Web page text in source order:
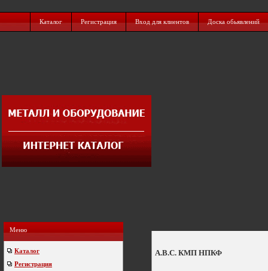
Каталог Регистрация Вход для клиентов Доска обьявлений
Меню
Каталог
Регистрация
А.В.С. КМП НПКФ